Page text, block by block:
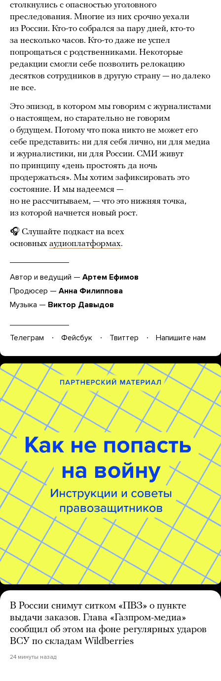
столкнулись с опасностью уголовного
преследования. Многие из них срочно уехали
из России. Кто-то собрался за пару дней, кто-то
за несколько часов. Кто-то даже не успел
попрощаться с родственниками. Некоторые
редакции смогли себе позволить релокацию
десятков сотрудников в другую страну — но далеко
не все.
Это эпизод, в котором мы говорим с журналистами
о настоящем, но старательно не говорим
о будущем. Потому что пока никто не может его
себе представить: ни для себя лично, ни для медиа
и журналистики, ни для России. СМИ живут
по принципу «день простоять да ночь
продержаться». Мы хотим зафиксировать это
состояние. И мы надеемся —
но не рассчитываем, — что это нижняя точка,
из которой начнется новый рост.
🎧 Слушайте подкаст на всех
основных аудиоплатформах.
Автор и ведущий — Артем Ефимов
Продюсер — Анна Филиппова
Музыка — Виктор Давыдов
Телеграм Фейсбук Твиттер Напишите нам
В России снимут ситком «ПВЗ» о пункте
выдачи заказов. Глава «Газпром-медиа»
сообщил об этом на фоне регулярных ударов
ВСУ по складам Wildberries
24 минуты назад